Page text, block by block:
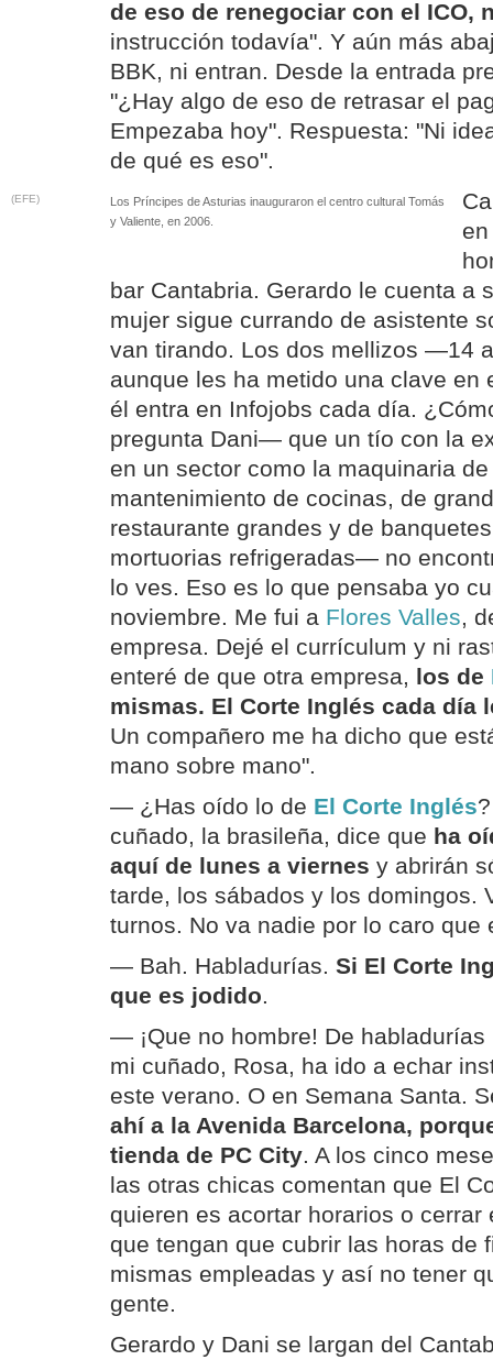
de eso de renegociar con el ICO,
instrucción todavía". Y aún más
BBK, ni entran. Desde la entrada
"¿Hay algo de eso de retrasar el
Empezaba hoy". Respuesta: "Ni
de qué es eso".
(EFE)
Los Príncipes de Asturias inauguraron el centro cultural Tomás
y Valiente, en 2006.
bar Cantabria. Gerardo le cuenta a
mujer sigue currando de asistente
van tirando. Los dos mellizos —14
aunque les ha metido una clave en
él entra en Infojobs cada día.
pregunta Dani— que un tío con la
en un sector como la maquinaria
mantenimiento de cocinas, de
restaurante grandes y de
mortuorias refrigeradas— no
lo ves. Eso es lo que pensaba yo
noviembre. Me fui a Flores Valles,
empresa. Dejé el currículum y ni
enteré de que otra empresa, los de
mismas. El Corte Inglés cada día
Un compañero me ha dicho que
mano sobre mano".
— ¿Has oído lo de El Corte Inglés
cuñado, la brasileña, dice que ha
aquí de lunes a viernes y abrirán
tarde, los sábados y los domingos.
turnos. No va nadie por lo caro que
— Bah. Habladurías. Si El Corte
que es jodido.
— ¡Que no hombre! De
mi cuñado, Rosa, ha ido a echar
este verano. O en Semana Santa.
ahí a la Avenida Barcelona,
tienda de PC City. A los cinco
las otras chicas comentan que El
quieren es acortar horarios o cerrar
que tengan que cubrir las horas de
mismas empleadas y así no tener
gente.
Gerardo y Dani se largan del